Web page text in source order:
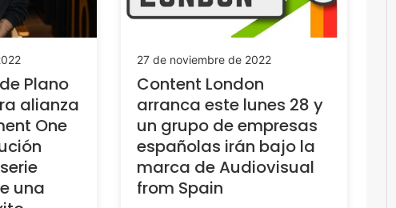
Plano
alianza
One
una
27 de noviembre de 2022
Content London
arranca este lunes 28 y
un grupo de empresas
españolas irán bajo la
marca de Audiovisual
from Spain